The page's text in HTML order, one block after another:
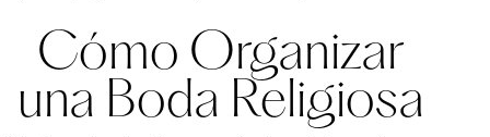
Cómo Organizar
una Boda Religiosa